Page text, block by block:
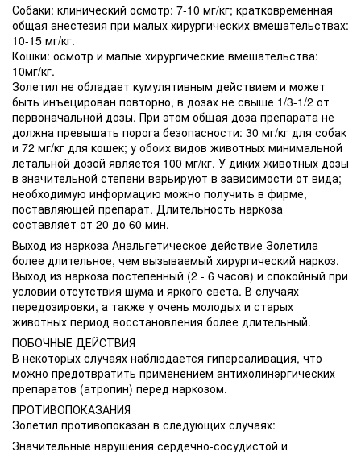
Собаки: клинический осмотр: 7-10 мг/кг; кратковременная
общая анестезия при малых хирургических вмешательствах:
10-15 мг/кг.
Кошки: осмотр и малые хирургические вмешательства:
10мг/кг.
Золетил не обладает кумулятивным действием и может
быть инъецирован повторно, в дозах не свыше 1/3-1/2 от
первоначальной дозы. При этом общая доза препарата не
должна превышать порога безопасности: 30 мг/кг для собак
и 72 мг/кг для кошек; у обоих видов животных минимальной
летальной дозой является 100 мг/кг. У диких животных дозы
в значительной степени варьируют в зависимости от вида;
необходимую информацию можно получить в фирме,
поставляющей препарат. Длительность наркоза
составляет от 20 до 60 мин.
Выход из наркоза Анальгетическое действие Золетила
более длительное, чем вызываемый хирургический наркоз.
Выход из наркоза постепенный (2 - 6 часов) и спокойный при
условии отсутствия шума и яркого света. В случаях
передозировки, а также у очень молодых и старых
животных период восстановления более длительный.
ПОБОЧНЫЕ ДЕЙСТВИЯ
В некоторых случаях наблюдается гиперсаливация, что
можно предотвратить применением антихолинэргических
препаратов (атропин) перед наркозом.
ПРОТИВОПОКАЗАНИЯ
Золетил противопоказан в следующих случаях:
Значительные нарушения сердечно-сосудистой и